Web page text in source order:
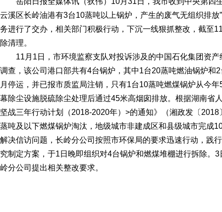
云溪区长岭油港有3台10蒸吨以上锅炉，产生的废气无组织排
务进行了交办，相关部门积极行动，下沉一线狠抓整改，截至
除清理。
11月1日，市环境监察支队对投诉涉及的中国石化集团资
调查，该公司港口部共有4台锅炉，其中1台20蒸吨燃油锅炉和
月停运，并已报市质监局注销，只有1台10蒸吨燃煤锅炉从今
幕除尘设施脱硫除尘处理后通过45米高烟囱排放。根据湖南省
坚战三年行动计划（2018-2020年）>的通知》（湘政发〔
蒸吨及以下燃煤锅炉淘汰，地级城市非建成区和县级城市完成
解决信访问题，长岭分公司按照市环保局的要求迅速行动，践
究制定方案，于1日晚即组织对4台锅炉和燃煤堆棚进行拆除。
岭分公司提出相关整改要求。